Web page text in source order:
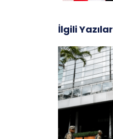
İlgili Yazılar